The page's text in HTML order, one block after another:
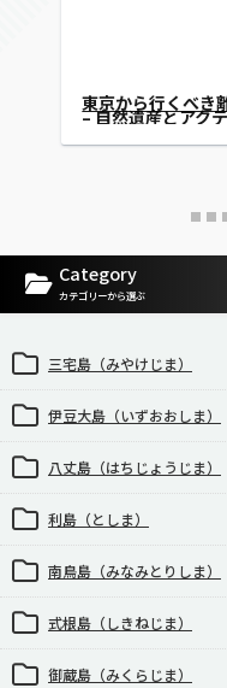
方法｜自 東
– 自
Category
カテゴリーから選ぶ
三宅島（みやけじま）
伊豆大島（いずおおしま）
八丈島（はちじょうじま）
利島（としま）
南鳥島（みなみとりしま）
式根島（しきねじま）
御蔵島（みくらじま）